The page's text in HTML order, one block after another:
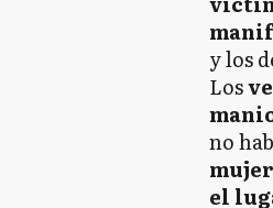
y los
Los
no
el